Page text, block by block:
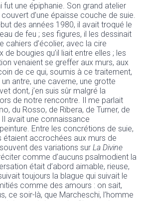
une épiphanie. Son grand atelier
couvert d’une épaisse couche de suie.
des années 1980, il avait troqué le
de feu ; ses figures, il les dessinait
cahiers d’écolier, avec la cire
bougies qu’il liait entre elles ; les
venaient se greffer aux murs, aux
de ce qui, soumis à ce traitement,
antre, une caverne, une grotte
dont, j’en suis sûr malgré la
de notre rencontre. Il me parlait
du Rosso, de Ribera, de Turner, de
avait une connaissance
Entre les concrétions de suie,
étaient accrochées aux murs de
souvent des variations sur La Divine
comme d’aucuns psalmodient la
était d’abord aimable, rieuse,
toujours la blague qui suivait le
comme des amours : on sait,
ce soir-là, que Marcheschi, l’homme